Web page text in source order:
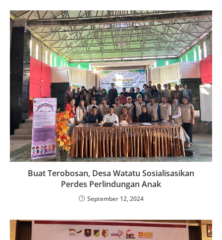
Buat Terobosan, Desa Watatu Sosialisasikan
Perdes Perlindungan Anak
September 12, 2024